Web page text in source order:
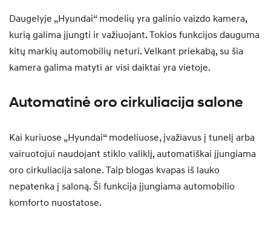
Daugelyje „Hyundai“ modelių yra galinio vaizdo kamera,
kurią galima įjungti ir važiuojant. Tokios funkcijos dauguma
kitų markių automobilių neturi. Velkant priekabą, su šia
kamera galima matyti ar visi daiktai yra vietoje.
Automatinė oro cirkuliacija salone
Kai kuriuose „Hyundai“ modeliuose, įvažiavus į tunelį arba
vairuotojui naudojant stiklo valiklį, automatiškai įjungiama
oro cirkuliacija salone. Taip blogas kvapas iš lauko
nepatenka į saloną. Ši funkcija įjungiama automobilio
komforto nuostatose.